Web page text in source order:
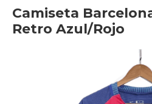
Camiseta
Retro Azul/Rojo